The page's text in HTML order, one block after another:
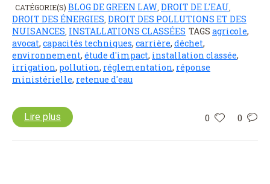
CATÉGORIE(S) BLOG DE GREEN LAW DROIT DE L'EAU
DROIT DES ÉNERGIES DROIT DES POLLUTIONS ET DES
NUISANCES INSTALLATIONS CLASSÉES TAGS agricole,
avocat, capacités techniques, carrière, déchet,
environnement, étude d'impact, installation classée,
irrigation, pollution, réglementation, réponse
ministérielle, retenue d'eau
0 0
Lire plus